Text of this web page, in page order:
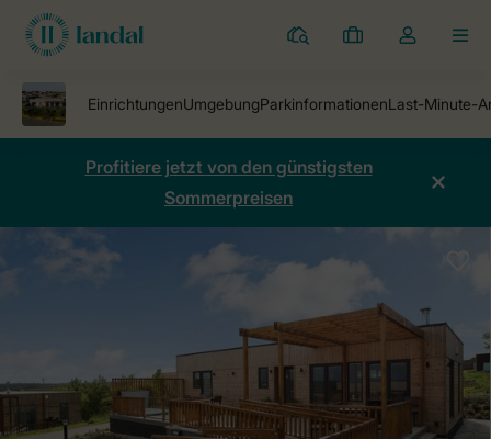
Ferienparks
Meine
Dropdown-
öffnen
Profitiere jetzt von den günstigsten
Sommerpreisen